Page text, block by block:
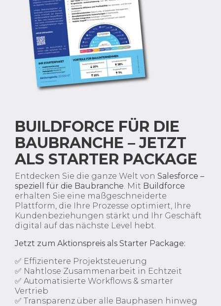
BUILDFORCE FÜR DIE
BAUBRANCHE – JETZT
ALS STARTER PACKAGE
Entdecken Sie die ganze Welt von Salesforce –
speziell für die Baubranche . Mit Buildforce
erhalten Sie eine maßgeschneiderte
Plattform, die Ihre Prozesse optimiert, Ihre
Kundenbeziehungen stärkt und Ihr Geschäft
digital auf das nächste Level hebt.
Jetzt zum Aktionspreis als Starter Package:
✅ Effizientere Projektsteuerung
✅ Nahtlose Zusammenarbeit in Echtzeit
✅ Automatisierte Workflows & smarter
Vertrieb
✅ Transparenz über alle Bauphasen hinweg